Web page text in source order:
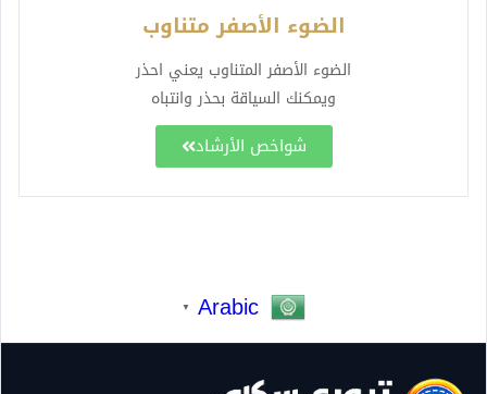
الضوء الأصفر متناوب
الضوء الأصفر المتناوب يعني احذر
ويمكنك السياقة بحذر وانتباه
شواخص الأرشاد
Arabic
▼